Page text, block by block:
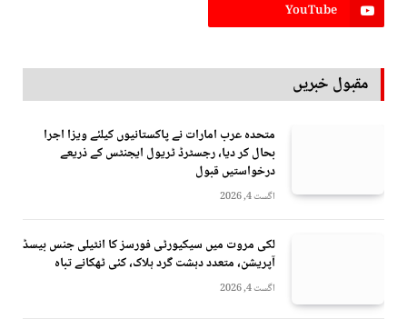
YouTube
مقبول خبریں
متحدہ عرب امارات نے پاکستانیوں کیلئے ویزا اجرا
بحال کر دیا، رجسٹرڈ ٹریول ایجنٹس کے ذریعے
درخواستیں قبول
اگست 4, 2026
لکی مروت میں سیکیورٹی فورسز کا انٹیلی جنس بیسڈ
آپریشن، متعدد دہشت گرد ہلاک، کئی ٹھکانے تباہ
اگست 4, 2026